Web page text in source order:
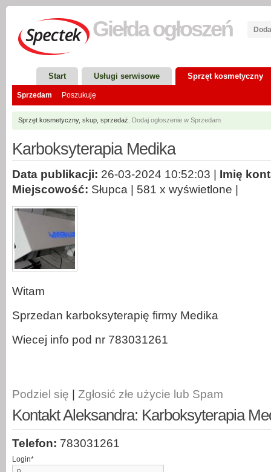
Giełdaogłoszeń
Start Usługi serwisowe Sprzęt kosmetyczny
Sprzedam Poszukuję
Sprzęt kosmetyczny, skup, sprzedaż. Dodaj ogłoszenie w Sprzedam
Karboksyterapia Medika
Data publikacji: 26-03-2024 10:52:03 | Imię
Miejscowość: Słupca | 581 x wyświetlone |
Witam
Sprzedan karboksyterapię firmy Medika
Wiecej info pod nr 783031261
Podziel się Zgłosić złe użycie lub Spam
Kontakt Aleksandra: Karboksyterapia
Telefon: 783031261
Login*